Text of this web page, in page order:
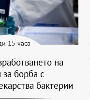
15 часа
на
за борба с
бактерии